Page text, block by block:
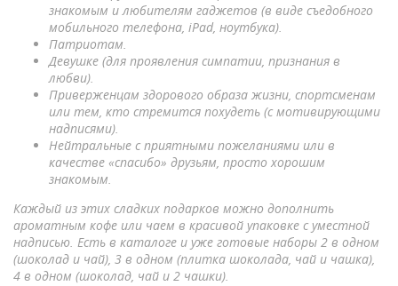
знакомым и любителям гаджетов (в виде съедобного
мобильного телефона, iPad, ноутбука).
Патриотам.
Девушке (для проявления симпатии, признания в
любви).
Приверженцам здорового образа жизни, спортсменам
или тем, кто стремится похудеть (с мотивирующими
надписями).
Нейтральные с приятными пожеланиями или в
качестве «спасибо» друзьям, просто хорошим
знакомым.
Каждый из этих сладких подарков можно дополнить
ароматным кофе или чаем в красивой упаковке с уместной
надписью. Есть в каталоге и уже готовые наборы 2 в одном
(шоколад и чай), 3 в одном (плитка шоколада, чай и чашка),
4 в одном (шоколад, чай и 2 чашки).